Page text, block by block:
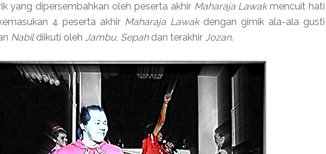
yang dipersembahkan oleh peserta akhir Maharaja Lawakmencuit hati
4 peserta akhir Maharaja Lawakdengan gimik ala-ala gusti
Nabil diikuti oleh Jambu, Sepah dan terakhir Jozan.